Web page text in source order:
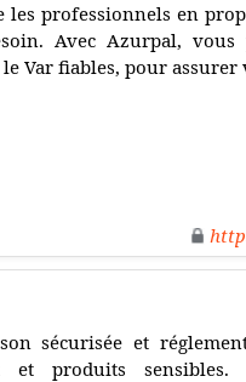
professionnels en
Avec Azurpal,
Var fiables, pour assurer
sécurisée et
et produits sensibles.